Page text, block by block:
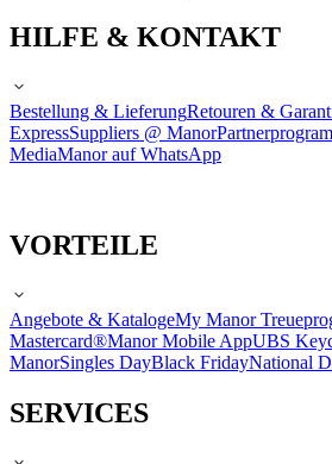
HILFE & KONTAKT
Bestellung & LieferungRetouren &
ExpressSuppliers @ Manor
MediaManor auf WhatsApp
VORTEILE
Angebote & KatalogeMy Manor
Mastercard®Manor Mobile AppUBS
ManorSingles DayBlack FridayNational
SERVICES